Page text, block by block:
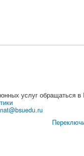
услуг обращаться в